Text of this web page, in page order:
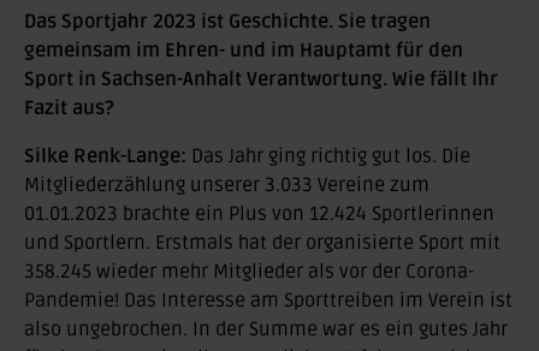
Das Sportjahr 2023 ist Geschichte. Sie tragen
gemeinsam im Ehren- und im Hauptamt für den
Sport in Sachsen-Anhalt Verantwortung. Wie fällt Ihr
Fazit aus?
Silke Renk-Lange: Das Jahr ging richtig gut los. Die
Mitgliederzählung unserer 3.033 Vereine zum
01.01.2023 brachte ein Plus von 12.424 Sportlerinnen
und Sportlern. Erstmals hat der organisierte Sport mit
358.245 wieder mehr Mitglieder als vor der Corona-
Pandemie! Das Interesse am Sporttreiben im Verein ist
also ungebrochen. In der Summe war es ein gutes Jahr